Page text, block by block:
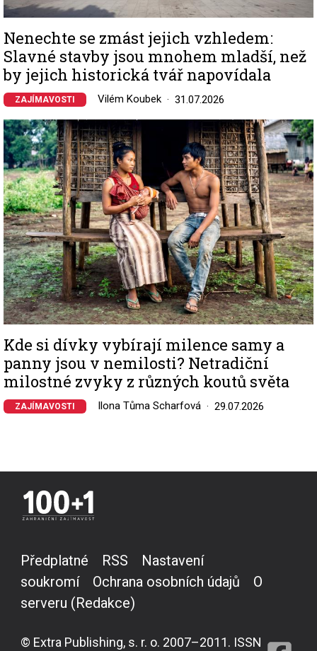
Nenechte se zmást jejich vzhledem:
Slavné stavby jsou mnohem mladší, než
by jejich historická tvář napovídala
ZAJÍMAVOSTI Vilém Koubek 31.07.2026
Image
Kde si dívky vybírají milence samy a
panny jsou v nemilosti? Netradiční
milostné zvyky z různých koutů světa
ZAJÍMAVOSTI Ilona Tůma Scharfová 29.07.2026
Předplatné RSS
Nastavení
soukromí
Ochrana osobních údajů
O
serveru (Redakce)
© Extra Publishing, s. r. o. 2007–2011. ISSN